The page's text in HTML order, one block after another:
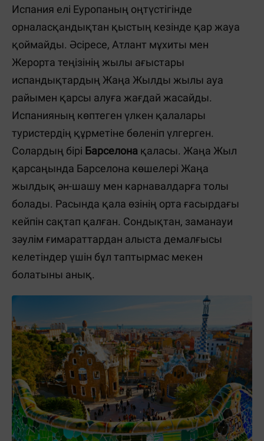
Испания елі Еуропаның оңтүстігінде
орналасқандықтан қыстың кезінде қар жауа
қоймайды. Әсіресе, Атлант мұхиты мен
Жерорта теңізінің жылы ағыстары
испандықтардың Жаңа Жылды жылы ауа
райымен қарсы алуға жағдай жасайды.
Испанияның көптеген үлкен қалалары
туристердің құрметіне бөленіп үлгерген.
Солардың бірі Барселона қаласы. Жаңа Жыл
қарсаңында Барселона көшелері Жаңа
жылдық ән-шашу мен карнавалдарға толы
болады. Расында қала өзінің орта ғасырдағы
кейпін сақтап қалған. Сондықтан, заманауи
зәулім ғимараттардан алыста демалғысы
келетіндер үшін бұл таптырмас мекен
болатыны анық.